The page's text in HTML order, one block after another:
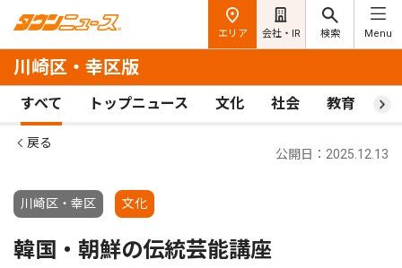
エリア 会社・IR 検索 Menu
川崎区・幸区版
すべて トップニュース 文化 社会 教育 ス
戻る
川崎区・幸区 文化
公開日：2025.12.13
韓国・朝鮮の伝統芸能講座